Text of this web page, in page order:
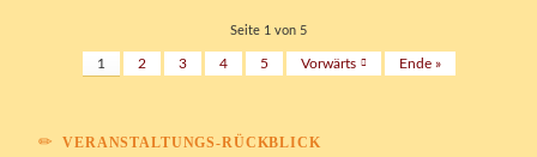
Seite 1 von 5
1 2 3 4 5 Vorwärts Ende »
VERANSTALTUNGS-RÜCKBLICK